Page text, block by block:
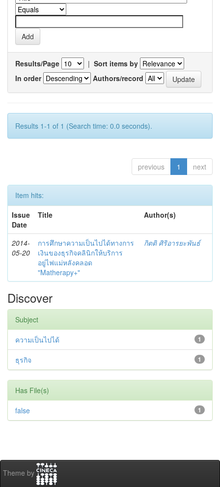
Results/Page | Sort items by
In order
Authors/record
Results 1-1 of 1 (Search time: 0.0 seconds).
previous 1 next
Item hits:
Issue
Date
Title Author(s)
2014-
05-20
การศึกษาความเป็นไปได้ทางการ
เงินของธุรกิจคลินิกให้บริการ
อยู่ไฟแม่หลังคลอด
"Matherapy+"
กิตติ ศิริอารยะพันธ์
Discover
Subject
1
ความเป็นไปได้
1
ธุรกิจ
Has File(s)
1
false
Theme by